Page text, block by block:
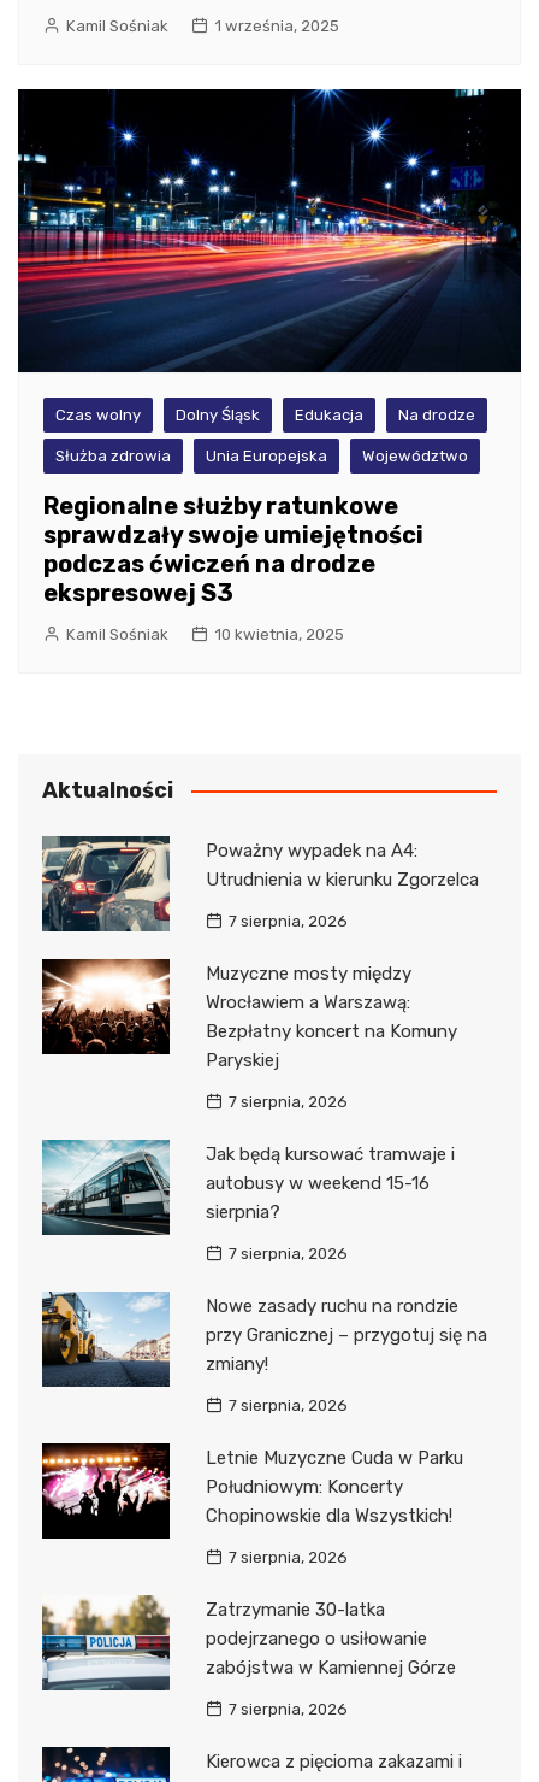
Kamil Sośniak 1 września, 2025
Czas wolny Dolny Śląsk Edukacja Na drodze
Służba zdrowia Unia Europejska Województwo
Regionalne służby ratunkowe
sprawdzały swoje umiejętności
podczas ćwiczeń na drodze
ekspresowej S3
Kamil Sośniak 10 kwietnia, 2025
Aktualności
Poważny wypadek na A4:
Utrudnienia w kierunku Zgorzelca
7 sierpnia, 2026
Muzyczne mosty między
Wrocławiem a Warszawą:
Bezpłatny koncert na Komuny
Paryskiej
7 sierpnia, 2026
Jak będą kursować tramwaje i
autobusy w weekend 15-16
sierpnia?
7 sierpnia, 2026
Nowe zasady ruchu na rondzie
przy Granicznej – przygotuj się na
zmiany!
7 sierpnia, 2026
Letnie Muzyczne Cuda w Parku
Południowym: Koncerty
Chopinowskie dla Wszystkich!
7 sierpnia, 2026
Zatrzymanie 30-latka
podejrzanego o usiłowanie
zabójstwa w Kamiennej Górze
7 sierpnia, 2026
Kierowca z pięcioma zakazami i